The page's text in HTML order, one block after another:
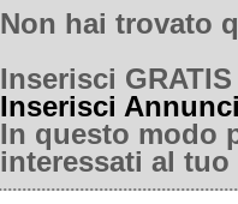
Non hai trovato
Inserisci
Inserisci
In questo modo
interessati al